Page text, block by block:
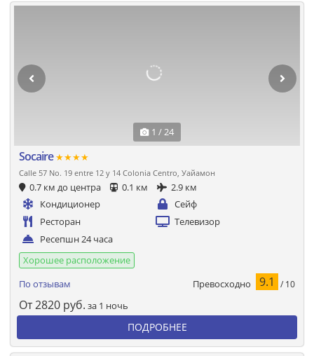
1 / 24
Socaire★★★★
Calle 57 No. 19 entre 12 y 14 Colonia Centro, Уайамон
0.7 км до центра 0.1 км
2.9 км
Кондиционер
Сейф
Ресторан
Телевизор
Ресепшн 24 часа
Хорошее расположение
По отзывам
Превосходно 9.1 / 10
От2820 руб. за 1 ночь
ПОДРОБНЕЕ